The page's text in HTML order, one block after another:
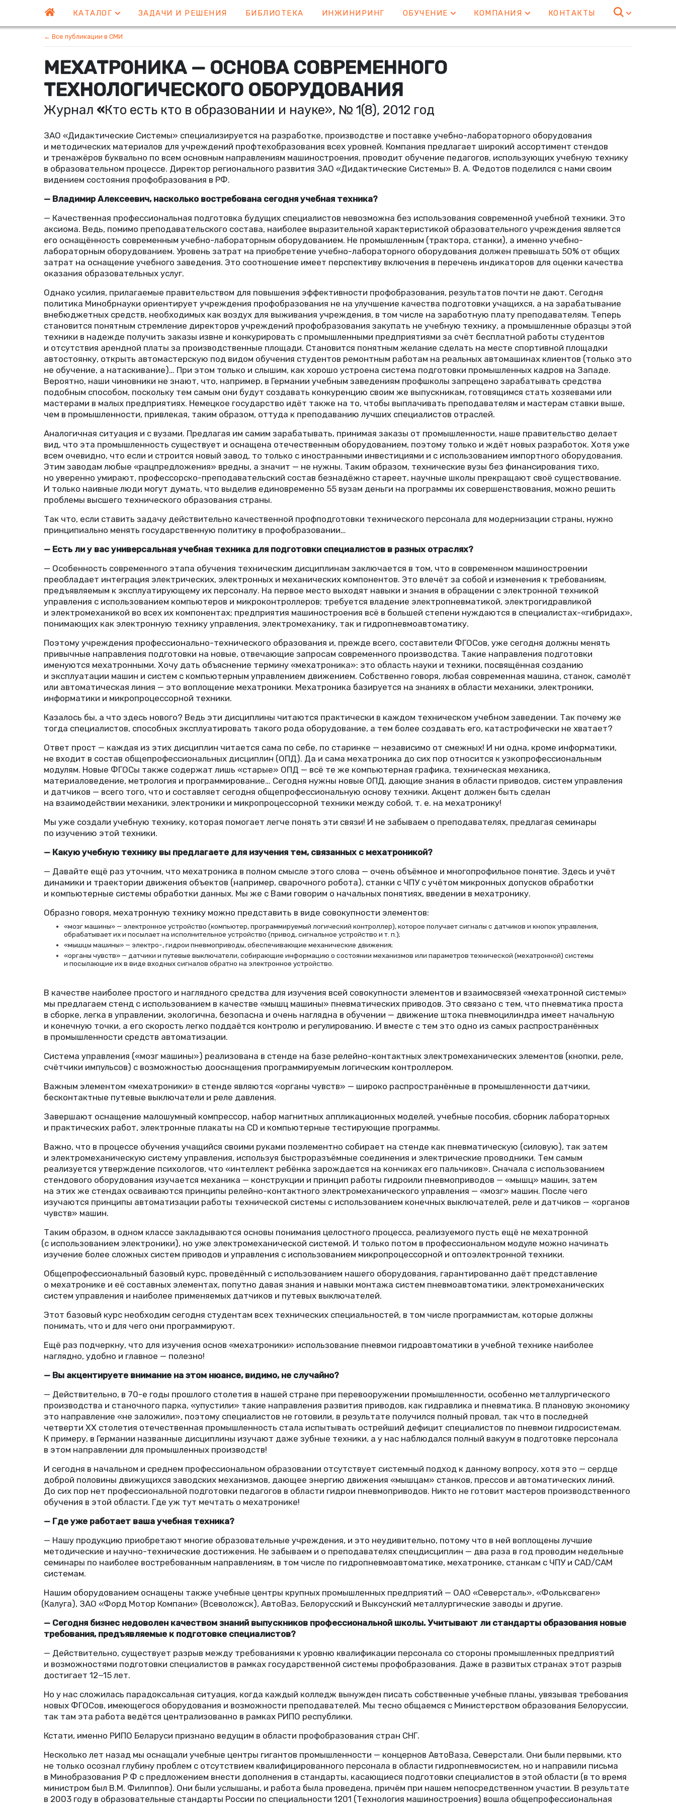
КАТАЛОГ ЗАДАЧИ И РЕШЕНИЯ БИБЛИОТЕКА ИНЖИНИРИНГ ОБУЧЕНИЕ КОМПАНИЯ КОНТАКТЫ
← Все публикации в СМИ
МЕХАТРОНИКА — ОСНОВА СОВРЕМЕННОГО
ТЕХНОЛОГИЧЕСКОГО ОБОРУДОВАНИЯ
Журнал «Кто есть кто в образовании и науке», № 1(8), 2012 год
ЗАО «Дидактические Системы» специализируется на разработке, производстве и поставке учебно-лабораторного оборудования
и методических материалов для учреждений профтехобразования всех уровней. Компания предлагает широкий ассортимент стендов
и тренажёров буквально по всем основным направлениям машиностроения, проводит обучение педагогов, использующих учебную технику
в образовательном процессе. Директор регионального развития ЗАО «Дидактические Системы» В. А. Федотов поделился с нами своим
видением состояния профобразования в РФ.
— Владимир Алексеевич, насколько востребована сегодня учебная техника?
— Качественная профессиональная подготовка будущих специалистов невозможна без использования современной учебной техники. Это
аксиома. Ведь, помимо преподавательского состава, наиболее выразительной характеристикой образовательного учреждения является
его оснащённость современным учебно-лабораторным оборудованием. Не промышленным (трактора, станки), а именно учебно-
лабораторным оборудованием. Уровень затрат на приобретение учебно-лабораторного оборудования должен превышать 50% от общих
затрат на оснащение учебного заведения. Это соотношение имеет перспективу включения в перечень индикаторов для оценки качества
оказания образовательных услуг.
Однако усилия, прилагаемые правительством для повышения эффективности профобразования, результатов почти не дают. Сегодня
политика Минобрнауки ориентирует учреждения профобразования не на улучшение качества подготовки учащихся, а на зарабатывание
внебюджетных средств, необходимых как воздух для выживания учреждения, в том числе на заработную плату преподавателям. Теперь
становится понятным стремление директоров учреждений профобразования закупать не учебную технику, а промышленные образцы этой
техники в надежде получить заказы извне и конкурировать с промышленными предприятиями за счёт бесплатной работы студентов
и отсутствия арендной платы за производственные площади. Становится понятным желание сделать на месте спортивной площадки
автостоянку, открыть автомастерскую под видом обучения студентов ремонтным работам на реальных автомашинах клиентов (только это
не обучение, а натаскивание)… При этом только и слышим, как хорошо устроена система подготовки промышленных кадров на Западе.
Вероятно, наши чиновники не знают, что, например, в Германии учебным заведениям профшколы запрещено зарабатывать средства
подобным способом, поскольку тем самым они будут создавать конкуренцию своим же выпускникам, готовящимся стать хозяевами или
мастерами в малых предприятиях. Немецкое государство идёт также на то, чтобы выплачивать преподавателям и мастерам ставки выше,
чем в промышленности, привлекая, таким образом, оттуда к преподаванию лучших специалистов отраслей.
Аналогичная ситуация и с вузами. Предлагая им самим зарабатывать, принимая заказы от промышленности, наше правительство делает
вид, что эта промышленность существует и оснащена отечественным оборудованием, поэтому только и ждёт новых разработок. Хотя уже
всем очевидно, что если и строится новый завод, то только с иностранными инвестициями и с использованием импортного оборудования.
Этим заводам любые «рацпредложения» вредны, а значит — не нужны. Таким образом, технические вузы без финансирования тихо,
но уверенно умирают, профессорско-преподавательский состав безнадёжно стареет, научные школы прекращают своё существование.
И только наивные люди могут думать, что выделив единовременно 55 вузам деньги на программы их совершенствования, можно решить
проблемы высшего технического образования страны.
Так что, если ставить задачу действительно качественной профподготовки технического персонала для модернизации страны, нужно
принципиально менять государственную политику в профобразовании…
— Есть ли у вас универсальная учебная техника для подготовки специалистов в разных отраслях?
— Особенность современного этапа обучения техническим дисциплинам заключается в том, что в современном машиностроении
преобладает интеграция электрических, электронных и механических компонентов. Это влечёт за собой и изменения к требованиям,
предъявляемым к эксплуатирующему их персоналу. На первое место выходят навыки и знания в обращении с электронной техникой
управления с использованием компьютеров и микроконтроллеров; требуется владение электропневматикой, электрогидравликой
и электромеханикой во всех их компонентах; предприятия машиностроения всё в большей степени нуждаются в специалистах-«гибридах»,
понимающих как электронную технику управления, электромеханику, так и гидропневмоавтоматику.
Поэтому учреждения професси­онально-технического образования и, прежде всего, составители ФГОСов, уже сегодня должны менять
привычные направления подготовки на новые, отвечающие запросам современного производства. Такие направления подготовки
именуются мехатронными. Хочу дать объяснение термину «мехатроника»: это область науки и техники, посвящённая созданию
и эксплуатации машин и систем с компьютерным управлением движением. Собственно говоря, любая современная машина, станок, самолёт
или автоматическая линия — это воплощение мехатроники. Мехатроника базируется на знаниях в области механики, электроники,
информатики и микропроцессорной техники.
Казалось бы, а что здесь нового? Ведь эти дисциплины читаются практически в каждом техническом учебном заведении. Так почему же
тогда специалистов, способных эксплуатировать такого рода оборудование, а тем более создавать его, катастрофически не хватает?
Ответ прост — каждая из этих дисциплин читается сама по себе, по старинке — независимо от смежных! И ни одна, кроме информатики,
не входит в состав общепрофессиональных дисциплин (ОПД). Да и сама мехатроника до сих пор относится к узкопрофессиональным
модулям. Новые ФГОСы также содержат лишь «старые» ОПД — всё те же компьютерная графика, техническая механика,
материаловедение, метрология и программирование… Сегодня нужны новые ОПД, дающие знания в области приводов, систем управления
и датчиков — всего того, что и составляет сегодня общепрофессиональную основу техники. Акцент должен быть сделан
на взаимодействии механики, электроники и микропроцессорной техники между собой, т. е. на мехатронику!
Мы уже создали учебную технику, которая помогает легче понять эти связи! И не забываем о преподавателях, предлагая семинары
по изучению этой техники.
— Какую учебную технику вы предлагаете для изучения тем, связанных с мехатроникой?
— Давайте ещё раз уточним, что мехатроника в полном смысле этого слова — очень объёмное и многопрофильное понятие. Здесь и учёт
динамики и траектории движения объектов (например, сварочного робота), станки с ЧПУ с учётом микронных допусков обработки
и компьютерные системы обработки данных. Мы же с Вами говорим о начальных понятиях, введении в мехатронику.
Образно говоря, мехатронную технику можно представить в виде совокупности элементов:
«мозг машины» — электронное устройство (компьютер, программируемый логический контроллер), которое получает сигналы с датчиков и кнопок управления,
обрабатывает их и посылает на исполнительное устройство (привод, сигнальное устройство и т. п. );
«мышцы машины» — электро-, гидрои пневмоприводы, обеспечивающие механические движения;
«органы чувств» — датчики и путевые выключатели, собирающие информацию о состоянии механизмов или параметров технической (мехатронной) системы
и посылающие их в виде входных сигналов обратно на электронное устройство.
В качестве наиболее простого и наглядного средства для изучения всей совокупности элементов и взаимосвязей «мехатронной системы»
мы предлагаем стенд с использованием в качестве «мышц машины» пневматических приводов. Это связано с тем, что пневматика проста
в сборке, легка в управлении, экологична, безопасна и очень наглядна в обучении — движение штока пневмоцилиндра имеет начальную
и конечную точки, а его скорость легко поддаётся контролю и регулированию. И вместе с тем это одно из самых распространённых
в промышленности средств автоматизации.
Система управления («мозг машины») реализована в стенде на базе релейно-контактных электромеханических элементов (кнопки, реле,
счётчики импульсов) с возможностью дооснащения программируемым логическим контроллером.
Важным элементом «мехатроники» в стенде являются «органы чувств» — широко распространённые в промышленности датчики,
бесконтактные путевые выключатели и реле давления.
Завершают оснащение малошумный компрессор, набор магнитных аппликационных моделей, учебные пособия, сборник лабораторных
и практических работ, электронные плакаты на CD и компьютерные тестирующие программы.
Важно, что в процессе обучения учащийся своими руками поэлементно собирает на стенде как пневматическую (силовую), так затем
и электромеханическую систему управления, используя быстроразъёмные соединения и электрические проводники. Тем самым
реализуется утверждение психологов, что «интеллект ребёнка зарождается на кончиках его пальчиков». Сначала с использованием
стендового оборудования изучается механика — конструкции и принцип работы гидроили пневмоприводов — «мышц» машин, затем
на этих же стендах осваиваются принципы релейно-контактного электромеханического управления — «мозг» машин. После чего
изучаются принципы автоматизации работы технической системы с использованием конечных выключателей, реле и датчиков — «органов
чувств» машин.
Таким образом, в одном классе закладываются основы понимания целостного процесса, реализуемого пусть ещё не мехатронной
(с использованием электроники), но уже электромеханической системой. И только потом в профессиональном модуле можно начинать
изучение более сложных систем приводов и управления с использованием микропроцессорной и оптоэлектронной техники.
Общепрофессиональный базовый курс, проведённый с использованием нашего оборудования, гарантированно даёт представление
о мехатронике и её составных элементах, попутно давая знания и навыки монтажа систем пневмоавтоматики, электромеханических
систем управления и наиболее применяемых датчиков и путевых выключателей.
Этот базовый курс необходим сегодня студентам всех технических специальностей, в том числе программистам, которые должны
понимать, что и для чего они программируют.
Ещё раз подчеркну, что для изучения основ «мехатроники» использование пневмои гидроавтоматики в учебной технике наиболее
наглядно, удобно и главное — полезно!
— Вы акцентируете внимание на этом нюансе, видимо, не случайно?
— Действительно, в 70-е годы прошлого столетия в нашей стране при перевооружении промышленности, особенно металлургического
производства и станочного парка, «упустили» такие направления развития приводов, как гидравлика и пневматика. В плановую экономику
это направление «не заложили», поэтому специалистов не готовили, в результате получился полный провал, так что в последней
четверти XX столетия отечественная промышленность стала испытывать острейший дефицит специалистов по пневмои гидросистемам.
К примеру, в Германии названные дисциплины изучают даже зубные техники, а у нас наблюдался полный вакуум в подготовке персонала
в этом направлении для промышленных производств!
И сегодня в начальном и среднем профессиональном образовании отсутствует системный подход к данному вопросу, хотя это — сердце
доброй половины движущихся заводских механизмов, дающее энергию движения «мышцам» станков, прессов и автоматических линий.
До сих пор нет профессиональной подготовки педагогов в области гидрои пневмоприводов. Никто не готовит мастеров производственного
обучения в этой области. Где уж тут мечтать о мехатронике!
— Где уже работает ваша учебная техника?
— Нашу продукцию приобретают многие образовательные учреждения, и это неудивительно, потому что в ней воплощены лучшие
методические и научно-технические достижения. Не забываем и о преподавателях спецдисциплин — два раза в год проводим недельные
семинары по наиболее востребованным направлениям, в том числе по гидропневмоавтоматике, мехатронике, станкам с ЧПУ и CAD/CAM
системам.
Нашим оборудованием оснащены также учебные центры крупных промышленных предприятий — ОАО «Северсталь», «Фольксваген»
(Калуга), ЗАО «Форд Мотор Компани» (Всеволожск), АвтоВаз, Белорусский и Выксунский металлургические заводы и другие.
— Сегодня бизнес недоволен качеством знаний выпускников профессиональной школы. Учитывают ли стандарты образования новые
требования, предъявляемые к подготовке специалистов?
— Действительно, существует разрыв между требованиями к уровню квалификации персонала со стороны промышленных предприятий
и возможностями подготовки специалистов в рамках государственной системы профобразования. Даже в развитых странах этот разрыв
достигает 12−15 лет.
Но у нас сложилась парадоксальная ситуация, когда каждый колледж вынужден писать собственные учебные планы, увязывая требования
новых ФГОСов, имеющегося оборудования и возможности преподавателей. Мы тесно общаемся с Министерством образования Белоруссии,
так там эта работа ведётся централизованно в рамках РИПО республики.
Кстати, именно РИПО Беларуси признано ведущим в области профобразования стран СНГ.
Несколько лет назад мы оснащали учебные центры гигантов промышленности — концернов АвтоВаза, Северстали. Они были первыми, кто
не только осознал глубину проблем с отсутствием квалифицированного персонала в области гидропневмосистем, но и направили письма
в Минобразования Р Ф с предложением внести дополнения в стандарты, касающиеся подготовки специалистов в этой области (в то время
министром был В.М. Филиппов). Они были услышаны, и работа была проведена, причём при нашем непосредственном участии. В результате
в 2003 году в образовательные стандарты России по специальности 1201 (Технология машиностроения) вошла общепрофессиональная